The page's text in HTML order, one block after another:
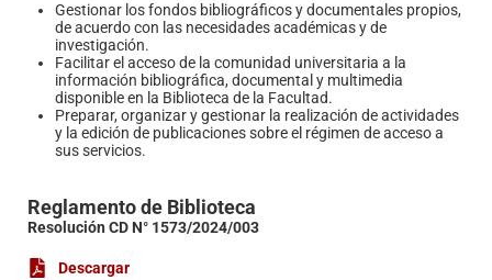
Gestionar los fondos bibliográficos y documentales propios,
de acuerdo con las necesidades académicas y de
investigación.
Facilitar el acceso de la comunidad universitaria a la
información bibliográfica, documental y multimedia
disponible en la Biblioteca de la Facultad.
Preparar, organizar y gestionar la realización de actividades
y la edición de publicaciones sobre el régimen de acceso a
sus servicios.
Reglamento de Biblioteca
Resolución CD N° 1573/2024/003
Descargar